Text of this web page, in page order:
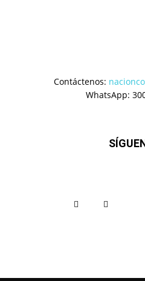
Contáctenos:
WhatsApp: